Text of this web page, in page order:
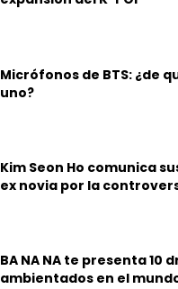
Micrófonos de BTS: ¿de
uno?
Kim Seon Ho comunica
ex novia por la
BA NA NA te presenta 10
ambientados en el